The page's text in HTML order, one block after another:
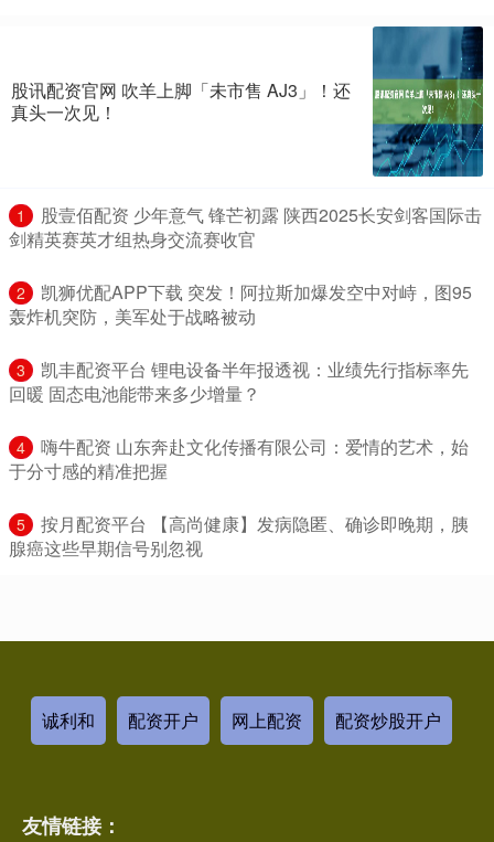
股讯配资官网 吹羊上脚「未市售 AJ3」！还
真头一次见！
1
​股壹佰配资 少年意气 锋芒初露 陕西2025长安剑客国际击
剑精英赛英才组热身交流赛收官
2
​凯狮优配APP下载 突发！阿拉斯加爆发空中对峙，图95
轰炸机突防，美军处于战略被动
3
​凯丰配资平台 锂电设备半年报透视：业绩先行指标率先
回暖 固态电池能带来多少增量？
4
​嗨牛配资 山东奔赴文化传播有限公司：爱情的艺术，始
于分寸感的精准把握
5
​按月配资平台 【高尚健康】发病隐匿、确诊即晚期，胰
腺癌这些早期信号别忽视
诚利和 配资开户 网上配资 配资炒股开户
友情链接：